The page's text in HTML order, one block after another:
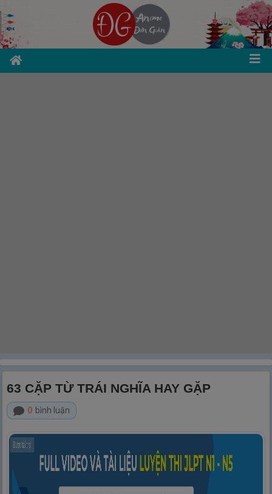
63 CẶP TỪ TRÁI NGHĨA HAY GẶP
0 bình luận